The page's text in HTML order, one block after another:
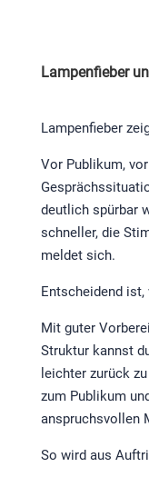
Lampenfieber
Lampenfieber
Vor Publikum,
deutlich spürbar
schneller, die
meldet sich.
Entscheidend
Mit guter
Struktur kannst
leichter zurück
zum Publikum
anspruchsvollen
So wird aus